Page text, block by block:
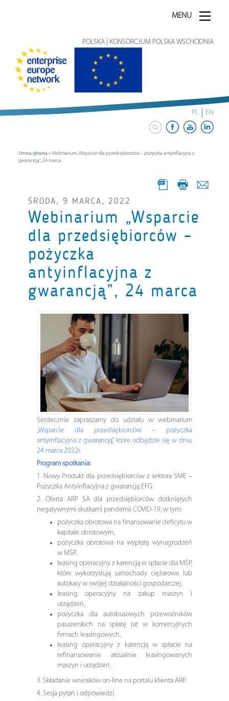
MENU
POLSKA | KONSORCJUM POLSKA WSCHODNIA
PL EN
Strona główna »Webinarium „Wsparcie dla przedsiębiorców – pożyczka antyinflacyjna z
gwarancją”, 24 marca
ŚRODA, 9 MARCA, 2022
Webinarium „Wsparcie
dla przedsiębiorców –
pożyczka
antyinflacyjna z
gwarancją”, 24 marca
Serdecznie zapraszamy do udziału w webinarium
„Wsparcie dla przedsiębiorców – pożyczka
antyinflacyjna z gwarancją”, które odbędzie się w dniu
24 marca 2022r.
Program spotkania:
1. Nowy Produkt dla przedsiębiorców z sektora SME –
Pożyczka Antyinflacyjna z gwarancją EFG.
2. Oferta ARP SA dla przedsiębiorców dotkniętych
negatywnymi skutkami pandemii COVID-19, w tym:
pożyczka obrotowa na finansowanie deficytu w
kapitale obrotowym,
pożyczka obrotowa na wypłatę wynagrodzeń
w MŚP,
leasing operacyjny z karencją w spłacie dla MŚP,
które wykorzystują samochody ciężarowe lub
autokary w swojej działalności gospodarczej,
leasing operacyjny na zakup maszyn i
urządzeń,
pożyczka dla autobusowych przewoźników
pasażerskich na spłatę rat w komercyjnych
firmach leasingowych,
leasing operacyjny z karencją w spłacie na
refinansowanie aktualnie leasingowanych
maszyn i urządzeń.
3. Składanie wniosków on-line na portalu klienta ARP.
4. Sesja pytań i odpowiedzi.